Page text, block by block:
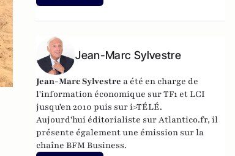
Jean-Marc Sylvestre
Jean-Marc Sylvestre a été en charge de
l'information économique sur TF1 et LCI
jusqu'en 2010 puis sur i>TÉLÉ.
Aujourd'hui éditorialiste sur Atlantico.fr, il
présente également une émission sur la
chaîne BFM Business.